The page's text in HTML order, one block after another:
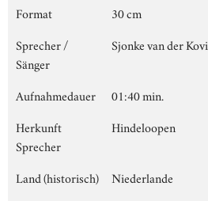
Format
30 cm
Sprecher /
Sänger
Sjonke van der Kovi
Aufnahmedauer
01:40 min.
Herkunft
Sprecher
Hindeloopen
Land (historisch) Niederlande